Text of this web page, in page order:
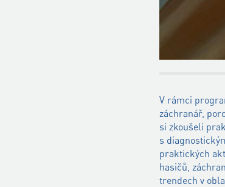
V rámci
záchranář,
si zkoušeli
s
praktických
hasičů,
trendech v